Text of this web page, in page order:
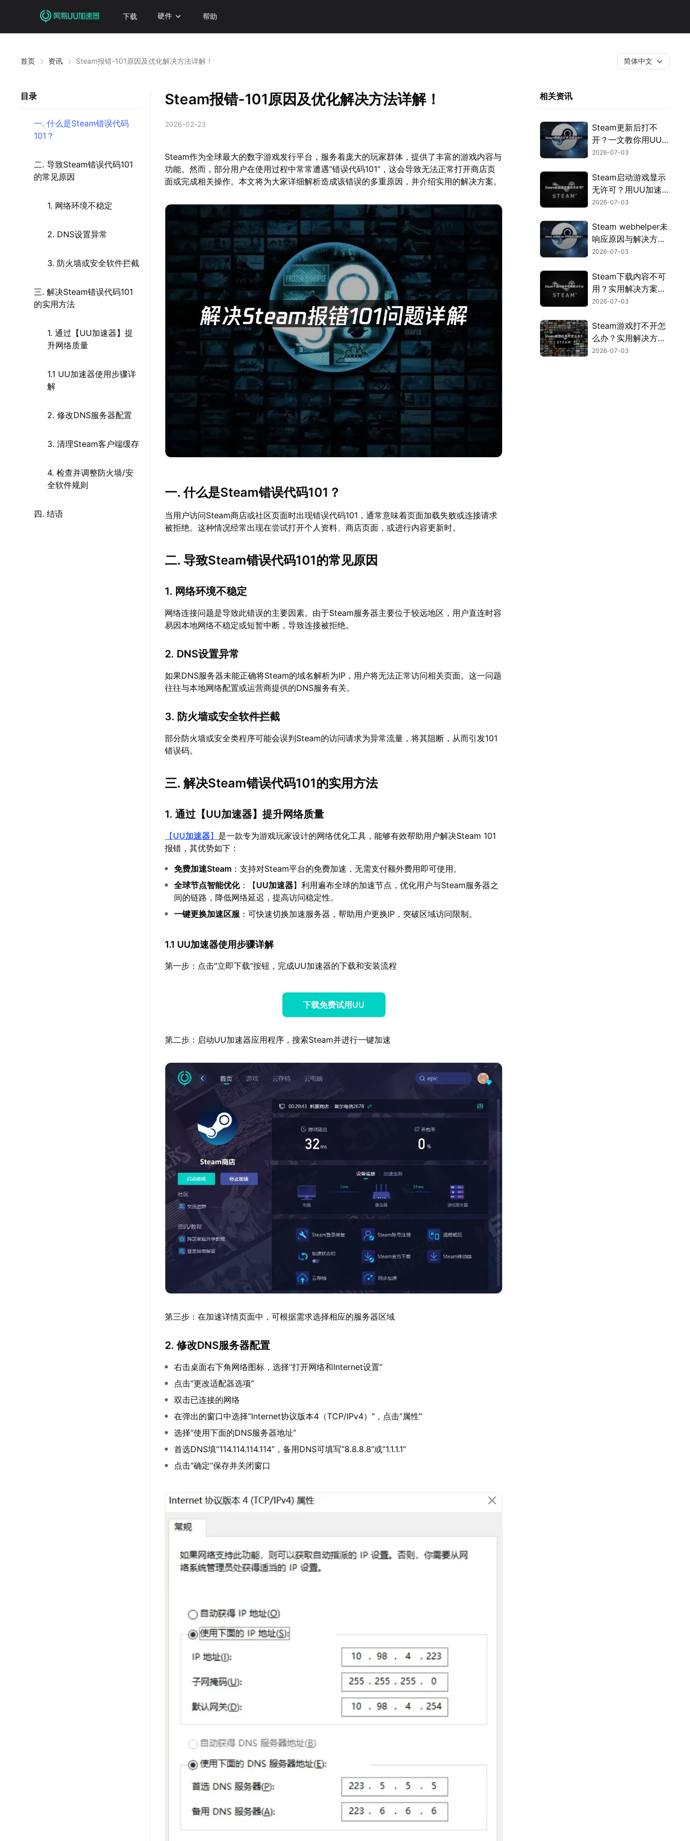
下载 硬件 帮助
首页 资讯 Steam报错-101原因及优化解决方法详解！ 简体中文
目录
一. 什么是Steam错误代码
101？
二. 导致Steam错误代码101
的常见原因
1. 网络环境不稳定
2. DNS设置异常
3. 防火墙或安全软件拦截
三. 解决Steam错误代码101
的实用方法
1. 通过【UU加速器】提
升网络质量
1.1 UU加速器使用步骤详
解
2. 修改DNS服务器配置
3. 清理Steam客户端缓存
4. 检查并调整防火墙/安
全软件规则
四. 结语
Steam报错-101原因及优化解决方法详解！
2026-02-23
Steam作为全球最大的数字游戏发行平台，服务着庞大的玩家群体，提供了丰富的游戏内容与
功能。然而，部分用户在使用过程中常常遭遇“错误代码101”，这会导致无法正常打开商店页
面或完成相关操作。本文将为大家详细解析造成该错误的多重原因，并介绍实用的解决方案。
一. 什么是Steam错误代码101？
当用户访问Steam商店或社区页面时出现错误代码101，通常意味着页面加载失败或连接请求
被拒绝。这种情况经常出现在尝试打开个人资料、商店页面，或进行内容更新时。
二. 导致Steam错误代码101的常见原因
1. 网络环境不稳定
网络连接问题是导致此错误的主要因素。由于Steam服务器主要位于较远地区，用户直连时容
易因本地网络不稳定或短暂中断，导致连接被拒绝。
2. DNS设置异常
如果DNS服务器未能正确将Steam的域名解析为IP，用户将无法正常访问相关页面。这一问题
往往与本地网络配置或运营商提供的DNS服务有关。
3. 防火墙或安全软件拦截
部分防火墙或安全类程序可能会误判Steam的访问请求为异常流量，将其阻断，从而引发101
错误码。
三. 解决Steam错误代码101的实用方法
1. 通过【UU加速器】提升网络质量
【UU加速器】 是一款专为游戏玩家设计的网络优化工具，能够有效帮助用户解决Steam 101
报错，其优势如下：
免费加速Steam ：支持对Steam平台的免费加速，无需支付额外费用即可使用。
全球节点智能优化：【UU加速器】利用遍布全球的加速节点，优化用户与Steam服务器之
间的链路，降低网络延迟，提高访问稳定性。
一键更换加速区服 ：可快速切换加速服务器，帮助用户更换IP，突破区域访问限制。
1.1 UU加速器使用步骤详解
第一步：点击"立即下载"按钮，完成UU加速器的下载和安装流程
下载免费试用UU
第二步：启动UU加速器应用程序，搜索Steam并进行一键加速
第三步：在加速详情页面中，可根据需求选择相应的服务器区域
2. 修改DNS服务器配置
右击桌面右下角网络图标，选择“打开网络和Internet设置”
点击“更改适配器选项”
双击已连接的网络
在弹出的窗口中选择“Internet协议版本4（TCP/IPv4）”，点击“属性”
选择“使用下面的DNS服务器地址”
首选DNS填“114.114.114.114”，备用DNS可填写“8.8.8.8”或“1.1.1.1”
点击“确定”保存并关闭窗口
相关资讯
Steam更新后打不
开？一文教你用UU
加速器快速解决！
2026-07-03
Steam启动游戏显示
无许可？用UU加速
器免费优化授权验
2026-07-03
Steam webhelper未
响应原因与解决方法
全解析！
2026-07-03
Steam下载内容不可
用？实用解决方案来
了！
2026-07-03
Steam游戏打不开怎
么办？实用解决方法
全汇总！
2026-07-03